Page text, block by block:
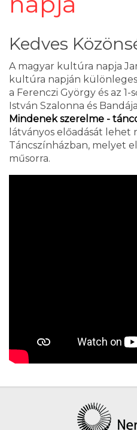
Kedves
A magyar kultúra napja
kultúra napján
a Ferenczi György és az 1-
István Szalonna és
Mindenek szerelme -
látványos előadását
Táncszínházban, melyet
műsorra.